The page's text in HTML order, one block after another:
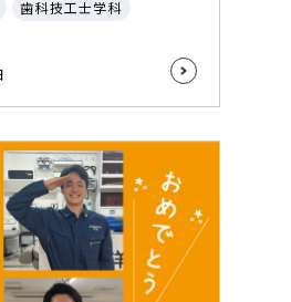
歯科技工士学科